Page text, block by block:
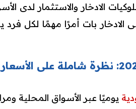
الادخار والاستثمار لدى
الادخار بات أمرًا مهمًا لكل
يوميًا عبر الأسواق المحلية